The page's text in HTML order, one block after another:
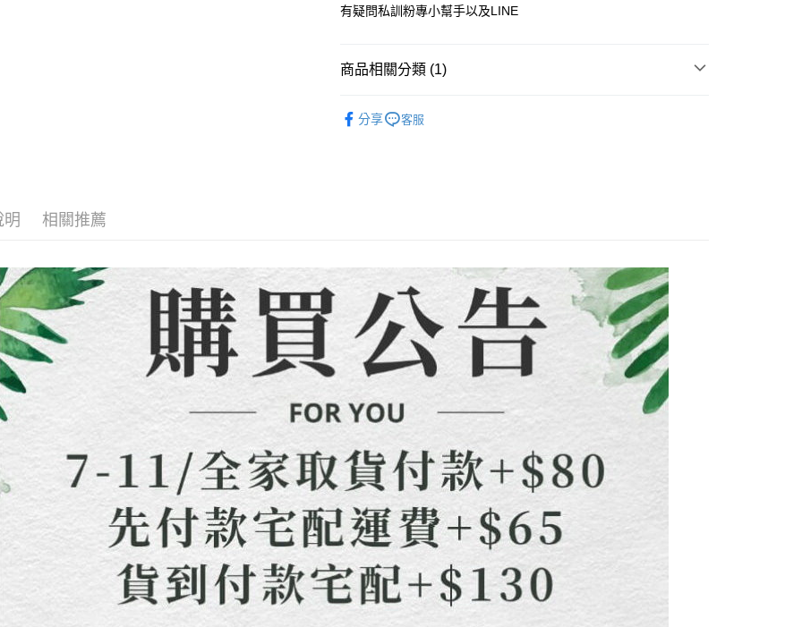
2.付款方式選擇「大哥付你分期」，訂單成立後會自動跳轉到大哥付的交易
4.訂單成立30分鐘內，如未前往確認交易或遇審核未通過，訂單將自動取
【繳款方式說明】
款買賣價金債權讓與本公司後，依約使用本公司帳單繳交帳款。
2.基於同意付款使用「大哥付你分期」之契約關係目的，商店將以您的個人
資料（包含姓名、電話或地址）提供予台灣大哥大進項蒐集、處理及利
用，由本公司與您本人進行分期帳單所需資料之確認、核對及更正。
3.完整用戶服務條款，請詳閱以下連結：https://oppay.tw/userRule
相關說明
便利好安心！
１．簡單：不需註冊會員、不需綁卡、不需儲值。
３．安心：先確認商品／服務後，再付款。
先享後付繳納相關費用。
※ 交易是否成功請以「AFTEE先享後付 」之結帳頁面顯示為準，若有關於
是否繳費成功／繳費後需取消欲退款等相關疑問，請聯繫「AFTEE先享後
付客戶支援中心」https://netprotections.freshdesk.com/support/home
【注意事項】
１．透過由恩沛科技股份有限公司提供之「AFTEE先享後付」服務完成之
交易，需依本服務之必要範圍內提供個人資料，並將交易相關給付款項請
求債權轉讓予恩沛科技股份有限公司。
２．關於個人資料處理事宜，請瀏覽以下網址：
３．未成年的使用者請事先徵得法定代理人或監護人之同意方可使用
「AFTEE先享後付」，若未經同意申辦者引起之損失，本公司不負相關責
任。
４．使用「AFTEE先享後付」時，將依據個別帳號之用戶狀況，依本公司
即時審查核予不同之上限額度；若仍有額度不足之情形，本公司將視審查
結果請求用戶進行身份認證。
５．嚴禁一人註冊多個帳號或使用他人資訊註冊。若發現惡意使用之情
形，恩沛科技股份有限公司將有權停止該用戶之使用額度並採取法律行
動。
貨到付款
每筆NT$65，滿NT$1,500(含以上)免運費
貨到付款
每筆NT$130，滿NT$1,500(含以上)免運費
查看運費
有疑問私訓粉專小幫手以及LINE
商品相關分類 (1)
分享
客服
明 相關推薦